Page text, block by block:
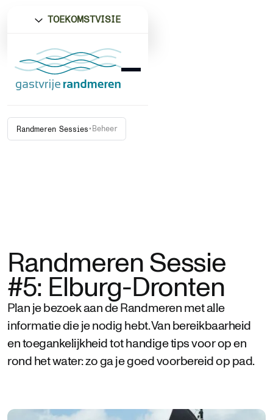
TOEKOMSTVISIE
Randmeren Sessies• Beheer
Randmeren Sessie
#5: Elburg-Dronten
Plan je bezoek aan de Randmeren met alle
informatie die je nodig hebt. Van bereikbaarheid
en toegankelijkheid tot handige tips voor op en
rond het water: zo ga je goed voorbereid op pad.